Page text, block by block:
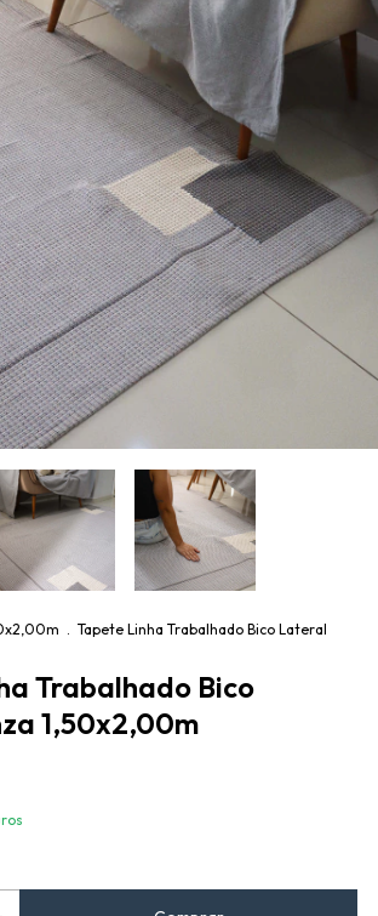
Tapete Linha Trabalhado Bico Lateral
Trabalhado Bico
1,50x2,00m